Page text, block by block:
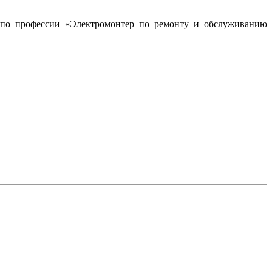
профессии «Электромонтер по ремонту и обслуживанию